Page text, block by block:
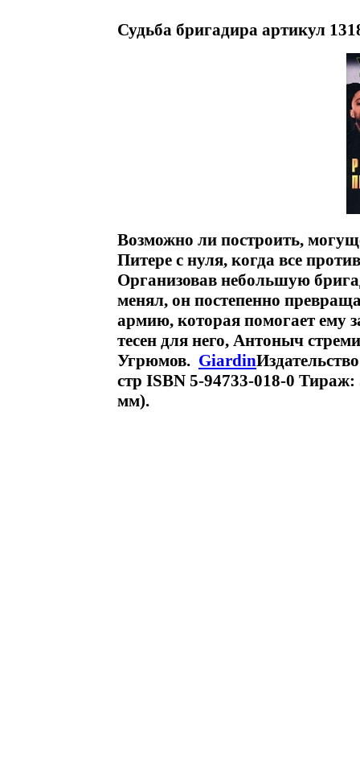
Судьба бригадира артикул
Возможно ли построить,
Питере с нуля, когда все
Организовав небольшую
менял, он постепенно
армию, которая помогает ему
тесен для него, Антоныч
Угрюмов. Giardin
стр ISBN 5-94733-018-0
мм).